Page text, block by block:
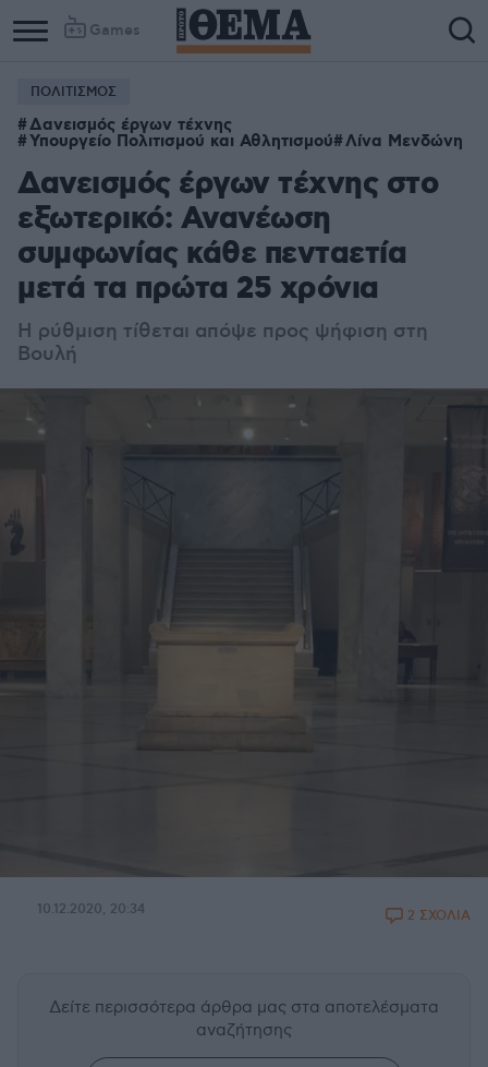
Games
ΠΟΛΙΤΙΣΜΟΣ
Δανεισμός έργων τέχνης
Υπουργείο Πολιτισμού και Αθλητισμού Λίνα Μενδώνη
Δανεισμός έργων τέχνης στο
εξωτερικό: Ανανέωση
συμφωνίας κάθε πενταετία
μετά τα πρώτα 25 χρόνια
Η ρύθμιση τίθεται απόψε προς ψήφιση στη
Βουλή
10.12.2020, 20:34 2 ΣΧΟΛΙΑ
Δείτε περισσότερα άρθρα μας στα αποτελέσματα
αναζήτησης